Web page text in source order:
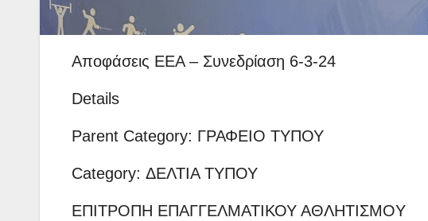
Αποφάσεις ΕΕΑ – Συνεδρίαση 6-3-24
Details
Parent Category: ΓΡΑΦΕΙΟ ΤΥΠΟΥ
Category: ΔΕΛΤΙΑ ΤΥΠΟΥ
ΕΠΙΤΡΟΠΗ ΕΠΑΓΓΕΛΜΑΤΙΚΟΥ ΑΘΛΗΤΙΣΜΟY